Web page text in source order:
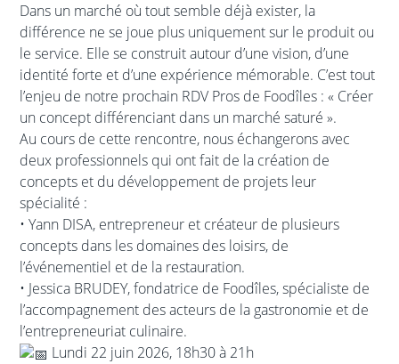
Dans un marché où tout semble déjà exister, la
différence ne se joue plus uniquement sur le produit ou
le service. Elle se construit autour d’une vision, d’une
identité forte et d’une expérience mémorable. C’est tout
l’enjeu de notre prochain RDV Pros de Foodîles : « Créer
un concept différenciant dans un marché saturé ».
Au cours de cette rencontre, nous échangerons avec
deux professionnels qui ont fait de la création de
concepts et du développement de projets leur
spécialité :
• Yann DISA, entrepreneur et créateur de plusieurs
concepts dans les domaines des loisirs, de
l’événementiel et de la restauration.
• Jessica BRUDEY, fondatrice de Foodîles, spécialiste de
l’accompagnement des acteurs de la gastronomie et de
l’entrepreneuriat culinaire.
Lundi 22 juin 2026, 18h30 à 21h